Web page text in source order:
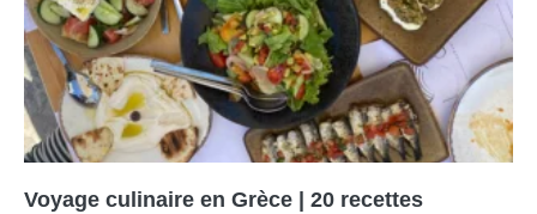
Voyage culinaire en Grèce | 20 recettes